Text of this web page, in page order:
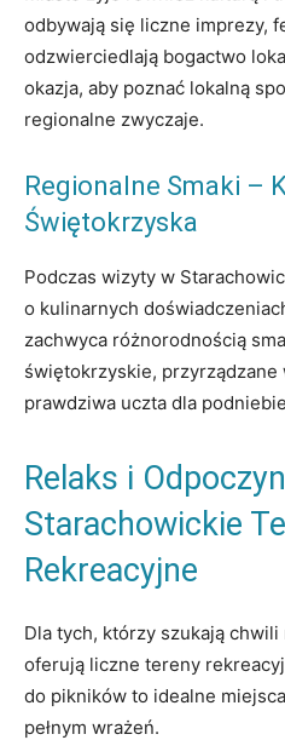
odbywają się liczne imprezy,
odzwierciedlają bogactwo
okazja, aby poznać lokalną
regionalne zwyczaje.
Regionalne Smaki –
Świętokrzyska
Podczas wizyty w
o kulinarnych
zachwyca różnorodnością
świętokrzyskie, przyrządzane
prawdziwa uczta dla
Relaks i
Starachowickie
Rekreacyjne
Dla tych, którzy szukają
oferują liczne tereny
do pikników to idealne
pełnym wrażeń.